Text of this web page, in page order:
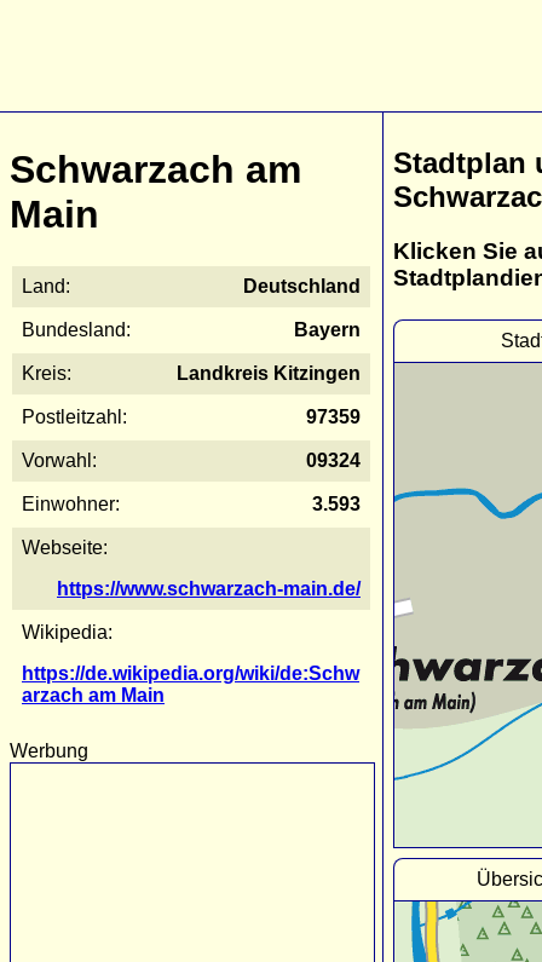
Schwarzach am
Main
Land: Deutschland
Bundesland: Bayern
Kreis: Landkreis Kitzingen
Postleitzahl: 97359
Vorwahl: 09324
Einwohner: 3.593
Webseite:
https://www.schwarzach-main.de/
Wikipedia:
https://de.wikipedia.org/wiki/de:Schw
arzach am Main
Werbung
Stadtplan
Klicken Sie